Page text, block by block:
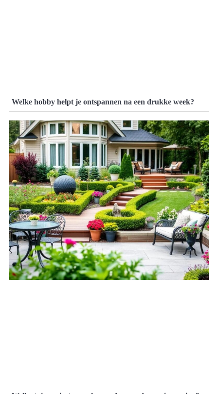
Welke hobby helpt je ontspannen na een drukke week?